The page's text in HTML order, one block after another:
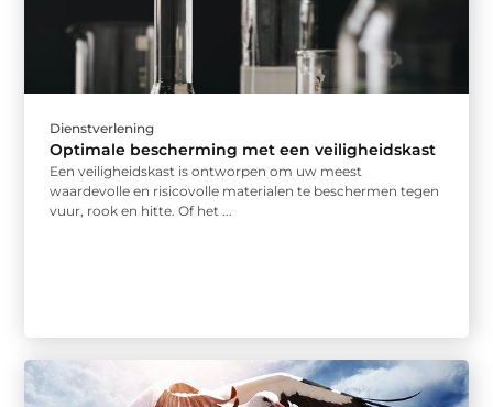
Dienstverlening
Optimale bescherming met een veiligheidskast
Een veiligheidskast is ontworpen om uw meest
waardevolle en risicovolle materialen te beschermen tegen
vuur, rook en hitte. Of het ...